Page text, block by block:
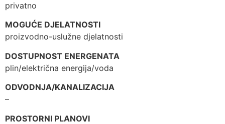
privatno
MOGUĆE DJELATNOSTI
proizvodno-uslužne djelatnosti
DOSTUPNOST ENERGENATA
plin/električna energija/voda
ODVODNJA/KANALIZACIJA
–
PROSTORNI PLANOVI